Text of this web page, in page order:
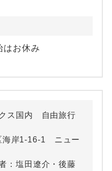
はお休み
ス国内 自由旅行
岸1-16-1 ニュー
：塩田遼介・後藤